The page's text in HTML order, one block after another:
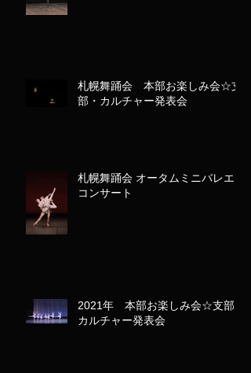
札幌舞踊会 本部お楽しみ会☆支
部・カルチャー発表会
札幌舞踊会 オータムミニバレエ
コンサート
2021年 本部お楽しみ会☆支部
カルチャー発表会